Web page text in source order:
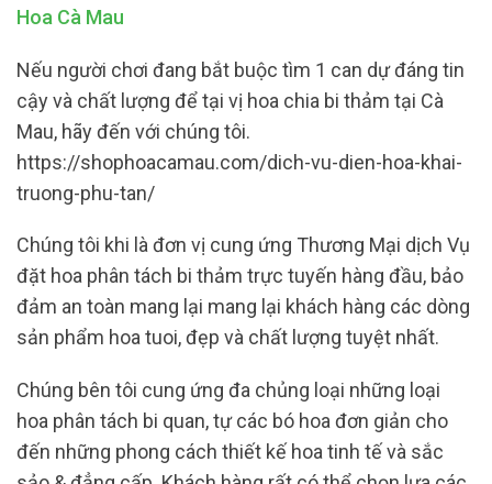
Hoa Cà Mau
Nếu người chơi đang bắt buộc tìm 1 can dự đáng tin
cậy và chất lượng để tại vị hoa chia bi thảm tại Cà
Mau, hãy đến với chúng tôi.
https://shophoacamau.com/dich-vu-dien-hoa-khai-
truong-phu-tan/
Chúng tôi khi là đơn vị cung ứng Thương Mại dịch Vụ
đặt hoa phân tách bi thảm trực tuyến hàng đầu, bảo
đảm an toàn mang lại mang lại khách hàng các dòng
sản phẩm hoa tuoi, đẹp và chất lượng tuyệt nhất.
Chúng bên tôi cung ứng đa chủng loại những loại
hoa phân tách bi quan, tự các bó hoa đơn giản cho
đến những phong cách thiết kế hoa tinh tế và sắc